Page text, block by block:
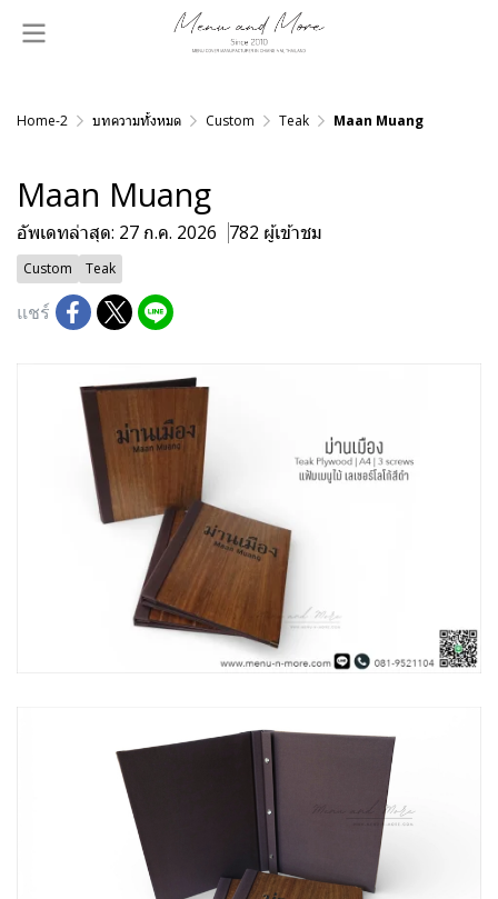
Home-2 บทความทั้งหมด Custom Teak Maan Muang
Maan Muang
อัพเดทล่าสุด: 27 ก.ค. 2026 782 ผู้เข้าชม
Custom Teak
แชร์